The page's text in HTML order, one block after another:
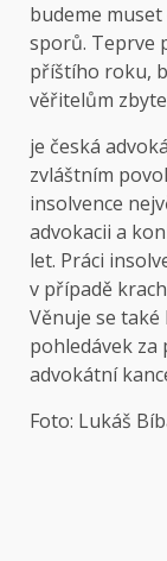
budeme
sporů. Teprve
příštího roku,
věřitelům
je česká
zvláštním
insolvence
advokacii a
let. Práci
v případě
Věnuje se
pohledávek za
advokátní
Foto: Lukáš